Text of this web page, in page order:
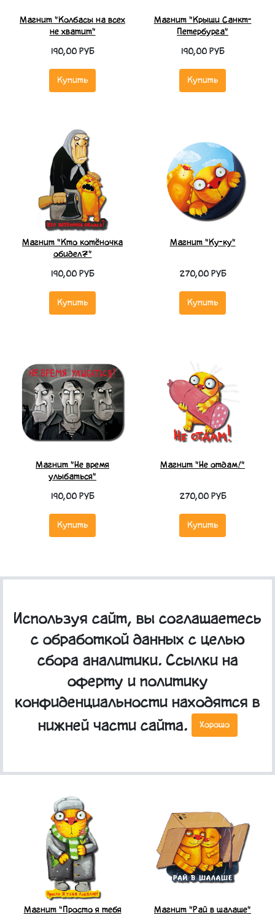
Магнит "Колбасы на всех
не хватит"
190,00 РУБ
Купить
Магнит "Крыши Санкт-
Петербурга"
190,00 РУБ
Купить
Магнит "Кто котёночка
обидел?"
190,00 РУБ
Купить
Магнит "Ку-ку"
270,00 РУБ
Купить
Магнит "Не время
улыбаться"
190,00 РУБ
Купить
Магнит "Не отдам!"
270,00 РУБ
Купить
Магнит "По-братски"
190,00 РУБ
Магнит "Привал на
полпути"
190,00 РУБ
Магнит "Просто я тебя
Магнит "Рай в шалаше"
Используя сайт, вы соглашаетесь
с обработкой данных с целью
сбора аналитики. Ссылки на
оферту и политику
конфиденциальности находятся в
нижней части сайта.
Хорошо